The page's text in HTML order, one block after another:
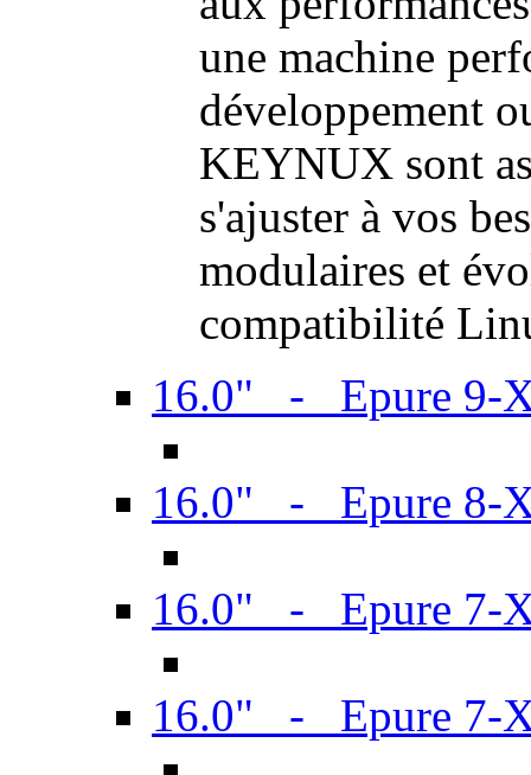
une machine
développement
KEYNUX sont
s'ajuster à vos
modulaires et
compatibilité
16.0" - Epure 9-
16.0" - Epure 8-
16.0" - Epure 7-
16.0" - Epure 7-